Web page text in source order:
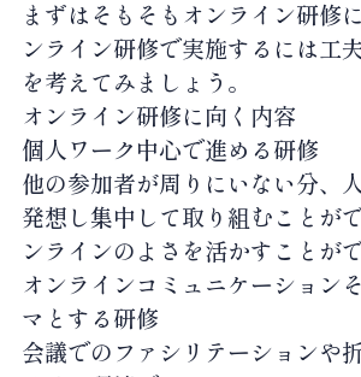
まずはそもそもオンライン研修
ンライン研修で実施するには工
を考えてみましょう。
オンライン研修に向く内容
個人ワーク中心で進める研修
他の参加者が周りにいない分、
発想し集中して取り組むことが
ンラインのよさを活かすことが
オンラインコミュニケーション
マとする研修
会議でのファシリテーションや